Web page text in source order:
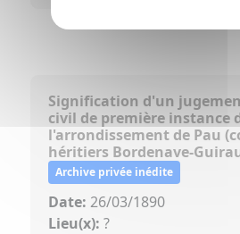
>> Fonds des
Signification d'un
civil de première instance
l'arrondissement de Pau
héritiers Bordenave-
Archive privée inédite
Date: 26/03/1890
Lieu(x): ?